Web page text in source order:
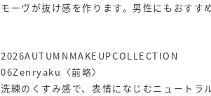
モーヴが抜け感を作ります。男性にもおすすめ
2026AUTUMNMAKEUPCOLLECTION
06Zenryaku〈前略〉
洗練のくすみ感で、表情になじむニュートラ